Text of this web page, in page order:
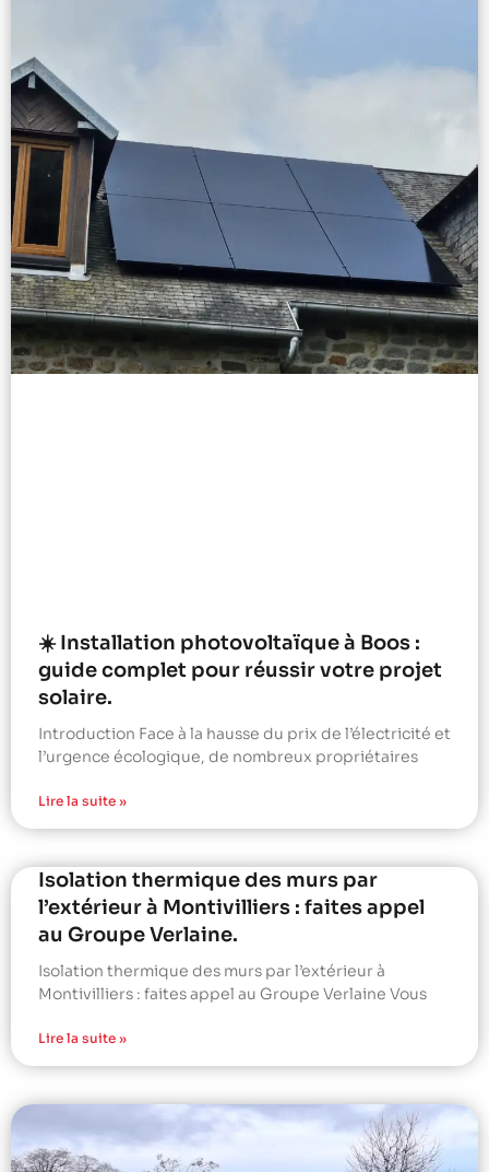
☀️ Installation photovoltaïque à Boos :
guide complet pour réussir votre projet
solaire.
Introduction Face à la hausse du prix de l’électricité et
l’urgence écologique, de nombreux propriétaires
Lire la suite »
Isolation thermique des murs par
l’extérieur à Montivilliers : faites appel
au Groupe Verlaine.
Isolation thermique des murs par l’extérieur à
Montivilliers : faites appel au Groupe Verlaine Vous
Lire la suite »